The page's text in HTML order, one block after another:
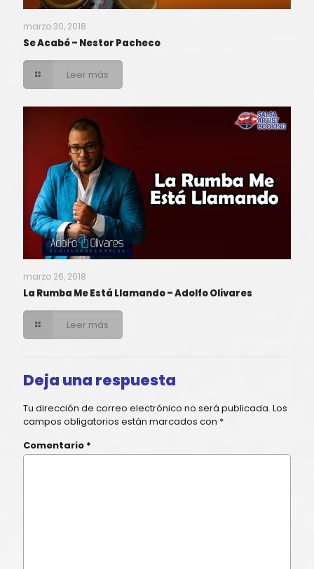
marzo 30, 2018
Se Acabó – Nestor Pacheco
Leer más
marzo 26, 2018
La Rumba Me Está Llamando – Adolfo Olivares
Leer más
Deja una respuesta
Tu dirección de correo electrónico no será publicada. Los
campos obligatorios están marcados con *
Comentario *